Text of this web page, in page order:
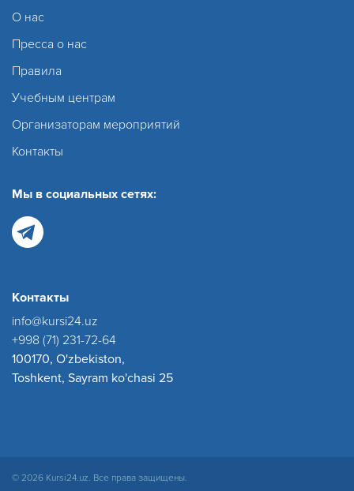
О нас
Пресса о нас
Правила
Учебным центрам
Организаторам мероприятий
Контакты
Мы в социальных сетях:
Контакты
info@kursi24.uz
+998 (71) 231-72-64
100170, O'zbekiston,
Toshkent, Sayram ko'chasi 25
© 2026 Kursi24.uz. Все права защищены.